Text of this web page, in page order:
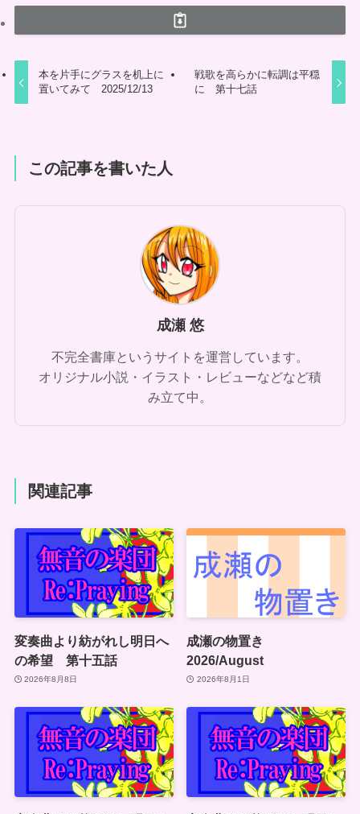
本を片手にグラスを机上に
置いてみて 2025/12/13
戦歌を高らかに転調は平穏
に 第十七話
この記事を書いた人
成瀬 悠
不完全書庫というサイトを運営しています。
オリジナル小説・イラスト・レビューなどなど積
み立て中。
関連記事
変奏曲より紡がれし明日へ
の希望 第十五話
2026年8月8日
成瀬の物置き
2026/August
2026年8月1日